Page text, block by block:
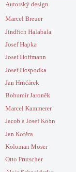
Autorský design
Marcel Breuer
Jindřich Halabala
Josef Hapka
Josef Hoffmann
Josef Hospodka
Jan Hrnčárek
Bohumír Jaroněk
Marcel Kammerer
Jacob a Josef Kohn
Jan Kotěra
Koloman Moser
Otto Prutscher